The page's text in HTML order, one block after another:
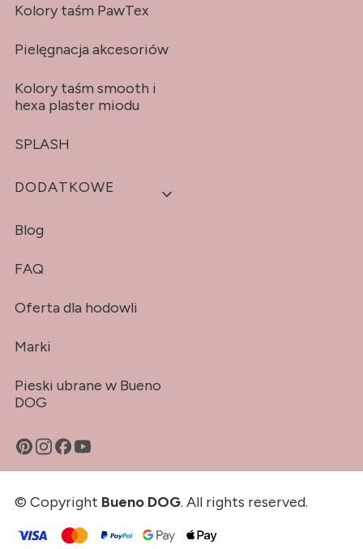
Kolory taśm PawTex
Pielęgnacja akcesoriów
Kolory taśm smooth i
hexa plaster miodu
SPLASH
DODATKOWE
Blog
FAQ
Oferta dla hodowli
Marki
Pieski ubrane w Bueno
DOG
© Copyright Bueno DOG. All rights reserved.